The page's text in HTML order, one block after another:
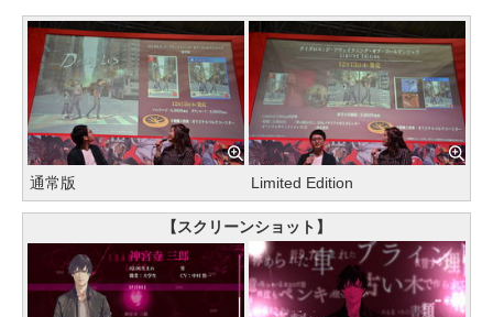
通常版 Limited Edition
【スクリーンショット】